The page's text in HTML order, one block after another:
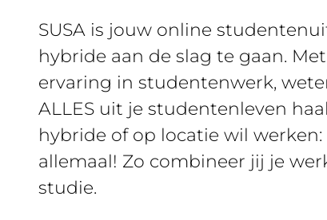
SUSA is jouw online
hybride aan de slag te gaan.
ervaring in studentenwerk,
ALLES uit je studentenleven
hybride of op locatie wil werken:
allemaal! Zo combineer jij je
studie.